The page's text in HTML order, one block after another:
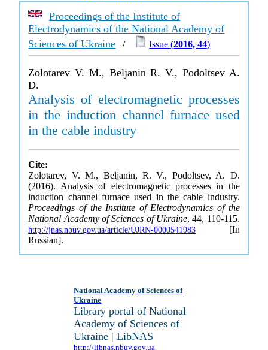
Proceedings of the Institute of
Electrodynamics of the National Academy of
Sciences of Ukraine / Issue (2016, 44)
Zolotarev V. M., Beljanin R. V., Podoltsev A.
D.
Analysis of electromagnetic processes
in the induction channel furnace used
in the cable industry
Cite:
Zolotarev, V. M., Beljanin, R. V., Podoltsev, A. D.
(2016). Analysis of electromagnetic processes in the
induction channel furnace used in the cable industry.
Proceedings of the Institute of Electrodynamics of the
National Academy of Sciences of Ukraine, 44, 110-115.
http://jnas.nbuv.gov.ua/article/UJRN-0000541983 [In
Russian].
National Academy of Sciences of
Ukraine
Library portal of National
Academy of Sciences of
Ukraine | LibNAS
http://libnas.nbuv.gov.ua